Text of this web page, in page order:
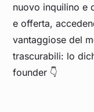
nuovo inquilino e
e offerta,
vantaggiose del
trascurabili: lo
founder 👇